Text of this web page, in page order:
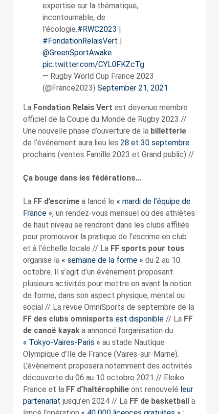
expertise sur la thématique,
incontournable, de
l'écologie.#RWC2023 |
#FondationRelaisVert |
@GreenSportAwake
pic.twitter.com/CYL0FKZcTg
— Rugby World Cup France 2023
(@France2023) September 21, 2021
La Fondation Relais Vert est devenue membre
officiel de la Coupe du Monde de Rugby 2023 //
Une nouvelle phase d’ouverture de la billetterie
de l’événement aura lieu les 28 et 30 septembre
prochains (ventes Famille 2023 et Grand public) //
Ça bouge dans les fédérations…
La FF d’escrimea lancé le « mardi de l’équipe de
France », un rendez-vous mensuel où des athlètes
de haut niveau se rendront dans les clubs affiliés
pour promouvoir la pratique de l’escrime en club
et à l’échelle locale // La FF sports pour tous
organise la « semaine de la forme » du 2 au 10
octobre. Il s’agit d’un événement proposant
plusieurs activités pour mettre en avant la notion
de forme, dans son aspect physique, mental ou
social // La revue OmniSports de septembre de la
FF des clubs omnisports est disponible// La FF
de canoë kayaka annoncé l’organisation du
« Tokyo-Vaires-Paris » au stade Nautique
Olympique d’Ile de France (Vaires-sur-Marne).
L’évènement proposera notamment des activités
découverte du 06 au 10 octobre 2021 // Eleiko
France et la FF d’haltérophilieont renouvelé leur
partenariat jusqu’en 2024 // La FF de basketballa